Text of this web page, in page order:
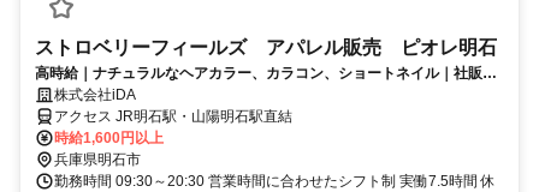
ストロベリーフィールズ アパレル販売 ピオレ明石
高時給｜ナチュラルなヘアカラー、カラコン、ショートネイル｜社販｜
駅近で通勤快適
株式会社iDA
アクセス JR明石駅・山陽明石駅直結
時給1,600円以上
兵庫県明石市
勤務時間 09:30～20:30 営業時間に合わせたシフト制 実働7.5時間 休